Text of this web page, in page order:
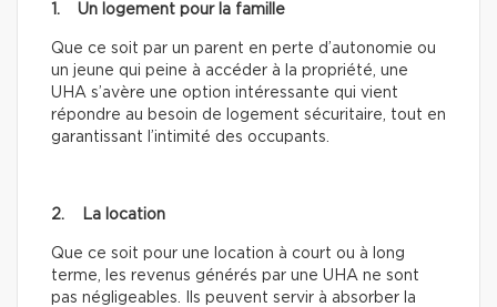
1. Un logement pour la famille
Que ce soit par un parent en perte d’autonomie ou
un jeune qui peine à accéder à la propriété, une
UHA s’avère une option intéressante qui vient
répondre au besoin de logement sécuritaire, tout en
garantissant l’intimité des occupants.
2. La location
Que ce soit pour une location à court ou à long
terme, les revenus générés par une UHA ne sont
pas négligeables. Ils peuvent servir à absorber la